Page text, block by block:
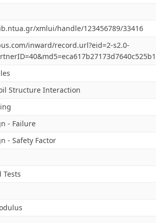
xmlui/handle/123456789/33416
inward/record.url?eid=2-s2.0-
Structure Interaction
- Failure
- Safety Factor
Tests